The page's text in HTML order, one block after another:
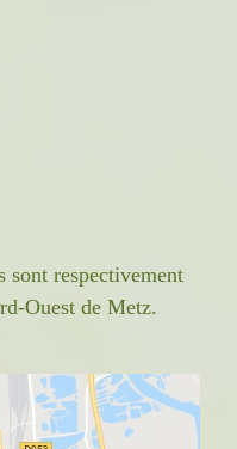
sont respectivement
Ouest de Metz.